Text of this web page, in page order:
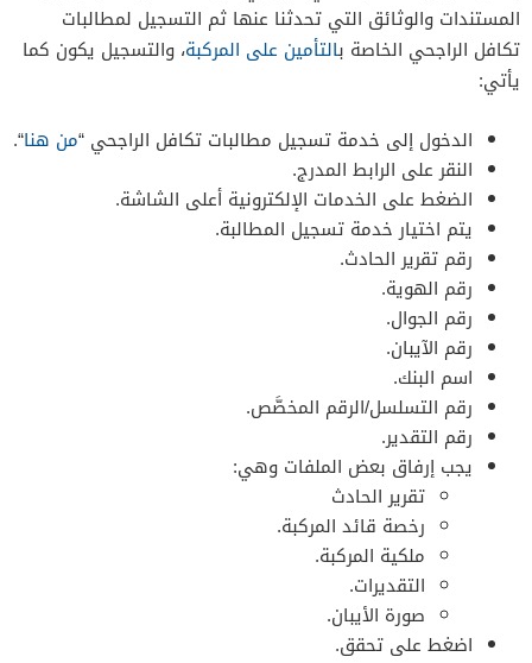
المستندات والوثائق التي تحدثنا عنها ثم التسجيل لمطالبات
تكافل الراجحي الخاصة بالتأمين على المركبة، والتسجيل يكون كما
يأتي:
الدخول إلى خدمة تسجيل مطالبات تكافل الراجحي “من هنا“.
النقر على الرابط المدرج.
الضغط على الخدمات الإلكترونية أعلى الشاشة.
يتم اختيار خدمة تسجيل المطالبة.
رقم تقرير الحادث.
رقم الهوية.
رقم الجوال.
رقم الآيبان.
اسم البنك.
رقم التسلسل/الرقم المخصَّص.
رقم التقدير.
يجب إرفاق بعض الملفات وهي:
تقرير الحادث
رخصة قائد المركبة.
ملكية المركبة.
التقديرات.
صورة الأيبان.
اضغط على تحقق.